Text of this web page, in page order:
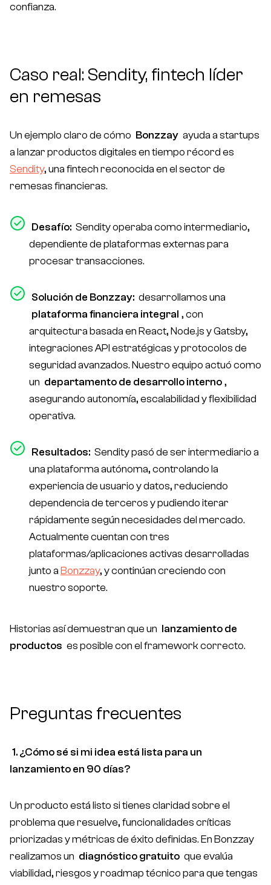
confianza.
Caso real: Sendity, fintech líder
en remesas
Un ejemplo claro de cómo Bonzzay ayuda a startups
a lanzar productos digitales en tiempo récord es
Sendity, una fintech reconocida en el sector de
remesas financieras.
Desafío: Sendity operaba como intermediario,
dependiente de plataformas externas para
procesar transacciones.
Solución de Bonzzay: desarrollamos una
plataforma financiera integral , con
arquitectura basada en React, Node.js y Gatsby,
integraciones API estratégicas y protocolos de
seguridad avanzados. Nuestro equipo actuó como
un departamento de desarrollo interno,
asegurando autonomía, escalabilidad y flexibilidad
operativa.
Resultados: Sendity pasó de ser intermediario a
una plataforma autónoma, controlando la
experiencia de usuario y datos, reduciendo
dependencia de terceros y pudiendo iterar
rápidamente según necesidades del mercado.
Actualmente cuentan con tres
plataformas/aplicaciones activas desarrolladas
junto aBonzzay, y continúan creciendo con
nuestro soporte.
Historias así demuestran que un lanzamiento de
productos es posible con el framework correcto.
Preguntas frecuentes
1. ¿Cómo sé si mi idea está lista para un
lanzamiento en 90 días?
Un producto está listo si tienes claridad sobre el
problema que resuelve, funcionalidades críticas
priorizadas y métricas de éxito definidas. En Bonzzay
realizamos un diagnóstico gratuito que evalúa
viabilidad, riesgos y roadmap técnico para que tengas